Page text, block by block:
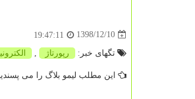
1398/12/10
19:47:11
تگهای خبر: رپورتاژ
این مطلب لیمو بلاگ را می